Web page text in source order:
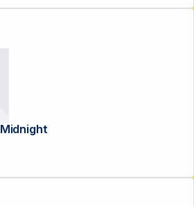
Apple Airpods Max 2 Midnight